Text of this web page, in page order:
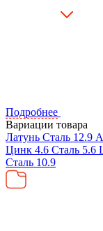
Подробнее
Вариации товара
Латунь Сталь 12.9
Цинк 4.6 Сталь 5.6
Сталь 10.9